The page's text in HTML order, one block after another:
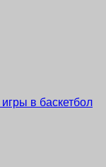
в баскетбол